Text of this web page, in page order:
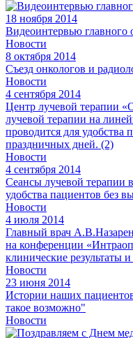
18 ноября 2014
Видеоинтервью
Новости
8 октября 2014
Съезд онкологов и
Новости
4 сентября 2014
Центр лучевой терапии
лучевой терапии на
проводится для удобства
праздничных дней. (2)
Новости
4 сентября 2014
Cеансы лучевой терапии
удобства пациентов без
Новости
4 июля 2014
Главный врач
на конференции
клинические результаты
Новости
23 июня 2014
Истории наших
такое возможно"
Новости